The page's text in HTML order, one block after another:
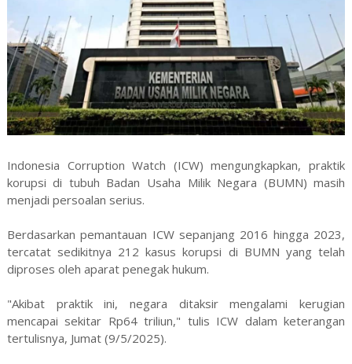
Indonesia Corruption Watch (ICW) mengungkapkan, praktik
korupsi di tubuh Badan Usaha Milik Negara (BUMN) masih
menjadi persoalan serius.
Berdasarkan pemantauan ICW sepanjang 2016 hingga 2023,
tercatat sedikitnya 212 kasus korupsi di BUMN yang telah
diproses oleh aparat penegak hukum.
"Akibat praktik ini, negara ditaksir mengalami kerugian
mencapai sekitar Rp64 triliun," tulis ICW dalam keterangan
tertulisnya, Jumat (9/5/2025).